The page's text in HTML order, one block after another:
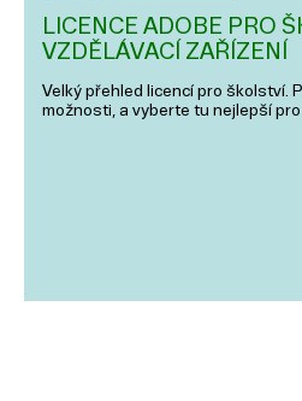
LICENCE ADOBE PRO
VZDĚLÁVACÍ ZAŘÍZENÍ
Velký přehled licencí pro školství.
možnosti, a vyberte tu nejlepší